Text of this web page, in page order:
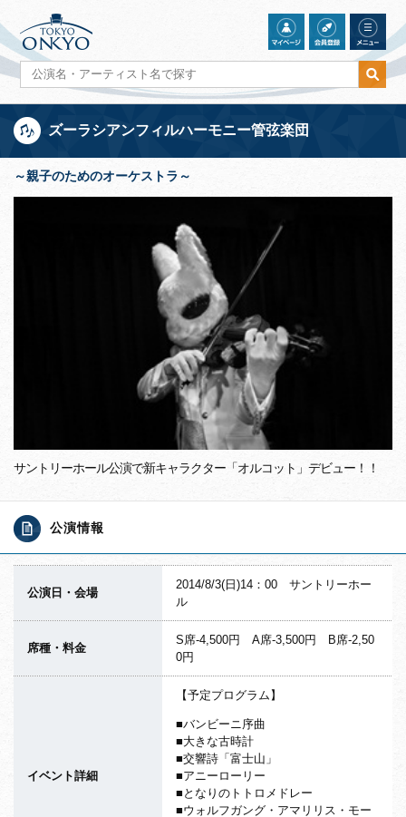
ズーラシアンフィルハーモニー管弦楽団
～親子のためのオーケストラ～
サントリーホール公演で新キャラクター「オルコット」デビュー！！
公演情報
公演日・会場
2014/8/3(日)14：00 サントリーホー
ル
席種・料金
S席-4,500円 A席-3,500円 B席-2,50
0円
イベント詳細
【予定プログラム】
■バンビーニ序曲
■大きな古時計
■交響詩「富士山」
■アニーローリー
■となりのトトロメドレー
■ウォルフガング・アマリリス・モー